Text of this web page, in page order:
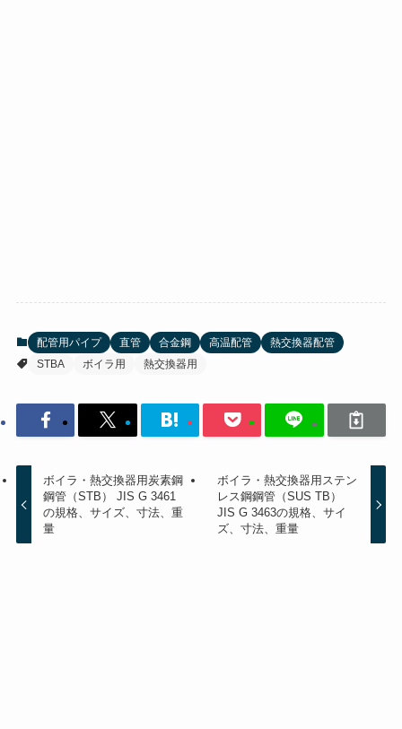
配管用パイプ 直管 合金鋼 高温配管
熱交換器配管
STBA
ボイラ用 熱交換器用
ボイラ・熱交換器用炭素鋼
鋼管（STB） JIS G 3461
の規格、サイズ、寸法、重
量
ボイラ・熱交換器用ステン
レス鋼鋼管（SUS TB）
JIS G 3463の規格、サイ
ズ、寸法、重量